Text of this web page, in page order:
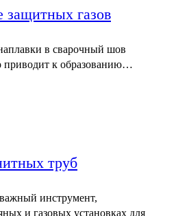
защитных газов
в сварочный шов
приводит к образованию…
труб
инструмент,
и газовых установках для